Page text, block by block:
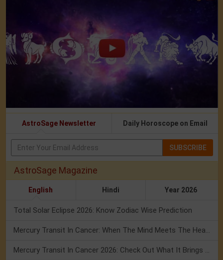
AstroSage Newsletter Daily Horoscope on Email
SUBSCRIBE
AstroSage Magazine
English Hindi Year 2026
Total Solar Eclipse 2026: Know Zodiac Wise Prediction